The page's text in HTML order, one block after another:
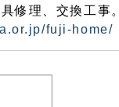
修理、交換工事。
fuji-home/